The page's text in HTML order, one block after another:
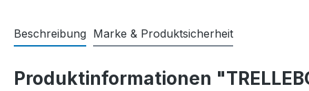
Beschreibung Marke & Produktsicherheit
Produktinformationen